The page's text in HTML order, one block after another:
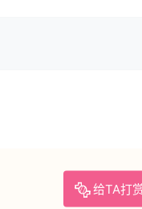
给TA打